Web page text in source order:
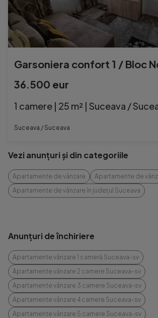
36.500 eur
1 camere | 25 m² | Suceava /
Suceava / Suceava
Vezi anunțuri și din categoriile
Apartamente de vânzare
Apartamente de
Apartamente de vânzare în județul Suceava
Anunțuri de închiriere
Apartamente vânzare 1 cameră Suceava-sv
Apartamente vânzare 2 camere Suceava-sv
Apartamente vânzare 3 camere Suceava-sv
Apartamente vânzare 4 camere Suceava-sv
Apartamente vânzare 5 camere Suceava-sv